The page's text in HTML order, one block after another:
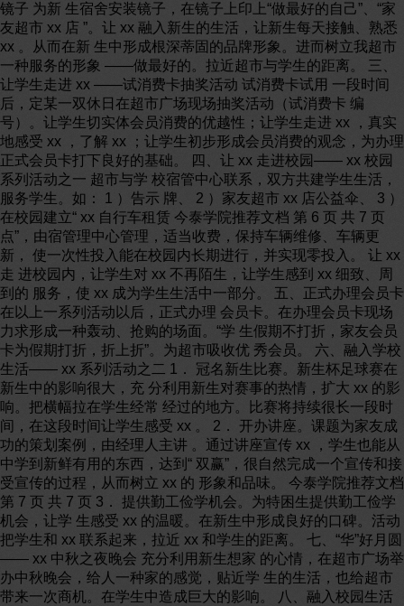
镜子 为新 生宿舍安装镜子，在镜子上印上“做最好的自己”、“家
友超市 xx 店 ”。让 xx 融入新生的生活，让新生每天接触、熟悉
xx 。从而在新 生中形成根深蒂固的品牌形象。进而树立我超市
一种服务的形象 ——做最好的。拉近超市与学生的距离。 三、
让学生走进 xx ——试消费卡抽奖活动 试消费卡试用 一段时间
后，定某一双休日在超市广场现场抽奖活动（试消费卡 编
号）。让学生切实体会员消费的优越性；让学生走进 xx ，真实
地感受 xx ，了解 xx ；让学生初步形成会员消费的观念，为办理
正式会员卡打下良好的基础。 四、让 xx 走进校园—— xx 校园
系列活动之一 超市与学 校宿管中心联系，双方共建学生生活，
服务学生。如： 1 ）告示 牌、 2 ）家友超市 xx 店公益伞、 3 ）
在校园建立“ xx 自行车租赁 今泰学院推荐文档 第 6 页 共 7 页
点”，由宿管理中心管理，适当收费，保持车辆维修、车辆更
新， 使一次性投入能在校园内长期进行，并实现零投入。 让 xx
走 进校园内，让学生对 xx 不再陌生，让学生感到 xx 细致、周
到的 服务，使 xx 成为学生生活中一部分。 五、正式办理会员卡
在以上一系列活动以后，正式办理 会员卡。在办理会员卡现场
力求形成一种轰动、抢购的场面。“学 生假期不打折，家友会员
卡为假期打折，折上折”。为超市吸收优 秀会员。 六、融入学校
生活—— xx 系列活动之二 1． 冠名新生比赛。新生杯足球赛在
新生中的影响很大，充 分利用新生对赛事的热情，扩大 xx 的影
响。把横幅拉在学生经常 经过的地方。比赛将持续很长一段时
间，在这段时间让学生感受 xx 。 2． 开办讲座。课题为家友成
功的策划案例，由经理人主讲 。通过讲座宣传 xx ，学生也能从
中学到新鲜有用的东西，达到“ 双赢”，很自然完成一个宣传和接
受宣传的过程，从而树立 xx 的 形象和品味。 今泰学院推荐文档
第 7 页 共 7 页 3． 提供勤工俭学机会。为特困生提供勤工俭学
机会，让学 生感受 xx 的温暖。在新生中形成良好的口碑。活动
把学生和 xx 联系起来，拉近 xx 和学生的距离。 七、“华”好月圆
—— xx 中秋之夜晚会 充分利用新生想家 的心情，在超市广场举
办中秋晚会，给人一种家的感觉，贴近学 生的生活，也给超市
带来一次商机。在学生中造成巨大的影响。 八、融入校园生活